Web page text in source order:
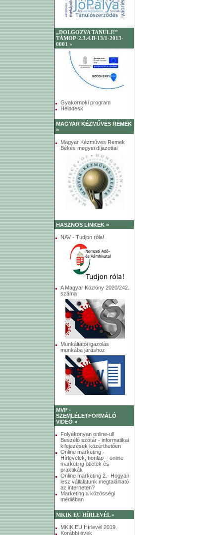
„DOLGOZVA TANULJ!”
TÁMOP-2.3.4.B-13/1-2013-
0001 »
Gyakornoki program
Helpdesk
MAGYAR KÉZMŰVES REMEK
»
Magyar Kézműves Remek
Békés megyei díjazottai
HASZNOS LINKEK »
NAV - Tudjon róla!
A Magyar Közlöny 2020/242.
száma
Munkáltatói igazolás
munkába járáshoz
MVP -
SZEMLÉLETFORMÁLÓ
VIDEÓ »
Folyékonyan online-ul!
Beszélő szótár - informatikai
kifejezések közérthetően
Online marketing -
Hírlevelek, honlap – online
marketing ötletek és
praktikák
Online marketing 2.- Hogyan
lesz vállalatunk megtalálható
az interneten?
Marketing a közösségi
médiában
MKIK EU HÍRLEVÉL »
MKIK EU Hírlevél 2019.
Korábbi évek